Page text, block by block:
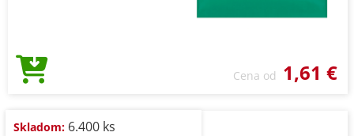
Cena od 1,61 €
Skladom: 6.400 ks